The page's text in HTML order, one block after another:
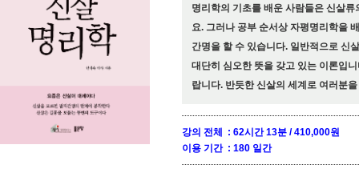
명리학의 기초를 배운 사람들은 신살
요. 그러나 공부 순서상 자평명리학을
간명을 할 수 있습니다. 일반적으로 신
대단히 심오한 뜻을 갖고 있는 이론입
랍니다. 반듯한 신살의 세계로 여러분
강의 전체 : 62시간 13분 / 410,000원
이용 기간 : 180 일간